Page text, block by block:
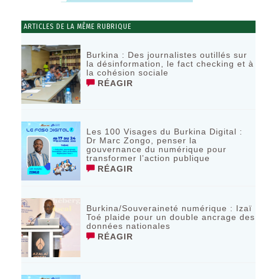
ARTICLES DE LA MÊME RUBRIQUE
Burkina : Des journalistes outillés sur
la désinformation, le fact checking et à
la cohésion sociale
RÉAGIR
Les 100 Visages du Burkina Digital :
Dr Marc Zongo, penser la
gouvernance du numérique pour
transformer l’action publique
RÉAGIR
Burkina/Souveraineté numérique : Izaï
Toé plaide pour un double ancrage des
données nationales
RÉAGIR